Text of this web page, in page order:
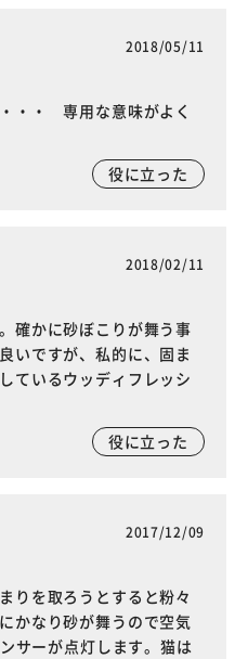
2018/05/11
・・ 専用な意味がよく
役に立った
2018/02/11
確かに砂ぼこりが舞う事
いですが、私的に、固ま
ているウッディフレッシ
役に立った
2017/12/09
りを取ろうとすると粉々
かなり砂が舞うので空気
サーが点灯します。猫は